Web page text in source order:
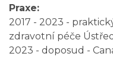
Praxe:
2017 - 2023 -
zdravotní péče
2023 - doposud -